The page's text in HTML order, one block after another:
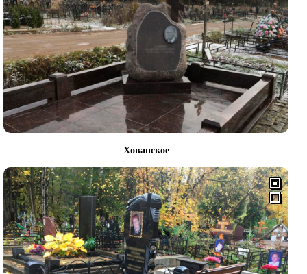
Хованское